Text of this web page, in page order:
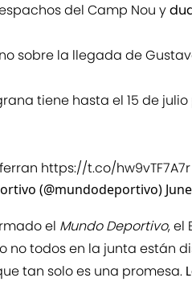
del Camp Nou y
sobre la llegada de
tiene hasta el 15 de
https://t.co/hw9vTF7A7r
(@mundodeportivo)
el Mundo Deportivo, el
no todos en la junta están
tan solo es una promesa.